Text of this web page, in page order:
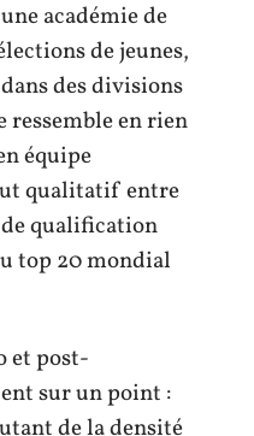
académie de
de jeunes,
des divisions
ressemble en rien
équipe
qualitatif entre
qualification
top 20 mondial
et post-
sur un point :
de la densité